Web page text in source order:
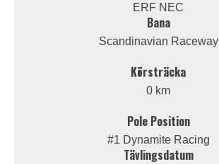
ERF NEC
Bana
Scandinavian Raceway
Körsträcka
0 km
Pole Position
#1 Dynamite Racing
Tävlingsdatum